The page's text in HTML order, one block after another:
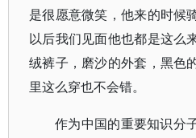
是很愿意微笑，他来的时候
以后我们见面他也都是这么
绒裤子，磨沙的外套，黑色
里这么穿也不会错。
作为中国的重要知识分